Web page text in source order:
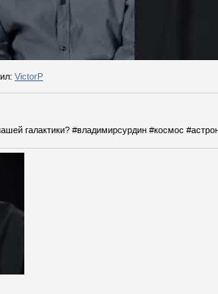
: VictorP
галактики? #владимирсурдин #космос